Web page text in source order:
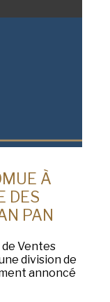
À
DES
PAN
Ventes
division de
annoncé